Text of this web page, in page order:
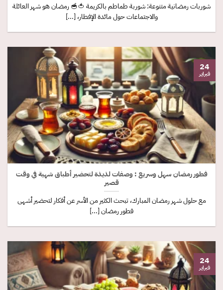
شوربات رمضانية متنوعة: شوربة طماطم بالكريمة 🍅🥣 رمضان هو شهر العائلة
والاجتماعات حول مائدة الإفطار، [...]
فطور رمضان سهل وسريع : وصفات لذيذة لتحضير أطباق شهية في وقت
قصير
مع حلول شهر رمضان المبارك، تبحث الكثير من الأسر عن أفكار لتحضير أشهى
فطور رمضان [...]
24
فبراير
24
فبراير